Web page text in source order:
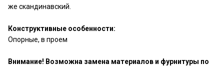
же скандинавский.
Конструктивные особенности:
Опорные, в проем
Внимание! Возможна замена материалов и фурнитуры по